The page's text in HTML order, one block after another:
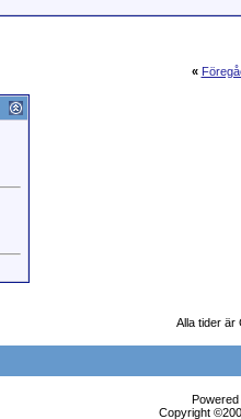
«
Alla tider är
Copyright